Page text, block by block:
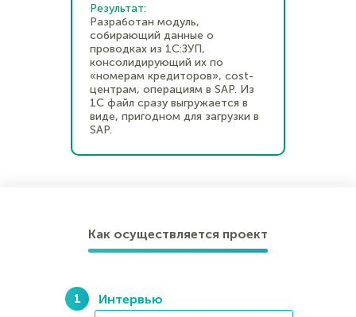
Результат:
Разработан модуль,
собирающий данные о
проводках из 1С:ЗУП,
консолидирующий их по
«номерам кредиторов», cost-
центрам, операциям в SAP. Из
1С файл сразу выгружается в
виде, пригодном для загрузки в
SAP.
Как осуществляется проект
Интервью